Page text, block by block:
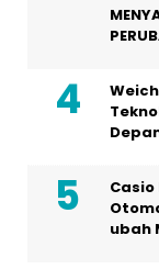
Casio
ubah